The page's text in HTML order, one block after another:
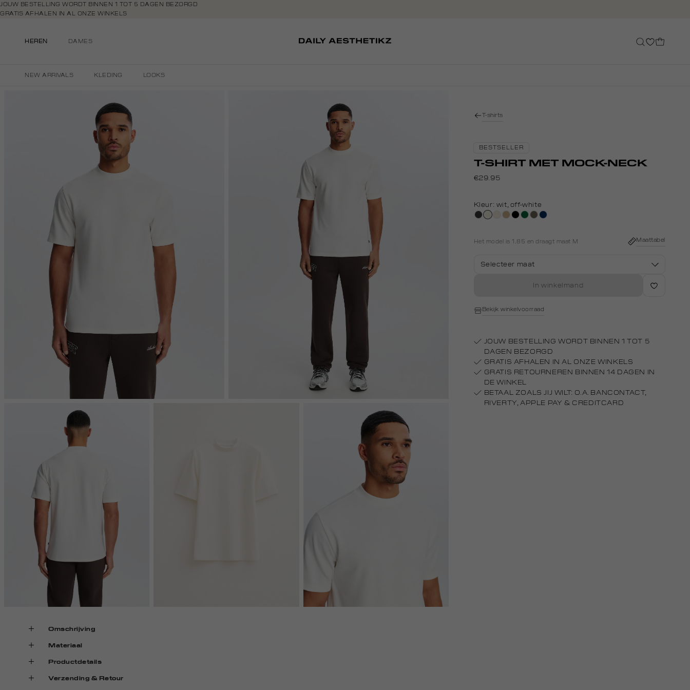
Navigeer
direct naar
Open de
JOUW BESTELLING WORDT BINNEN 1 TOT 5 DAGEN BEZORGD
GRATIS AFHALEN IN AL ONZE WINKELS
HEREN
DAMES
NEW ARRIVALS KLEDING LOOKS
T-shirts
BESTSELLER
T-SHIRT MET MOCK-NECK
€29.95
Kleur: wit, off-white
grijs,
wit, kit,tanzwartdonkergroen
lichtbruin
donkerblauw
Het model is 1.85 en draagt maat M Maattabel
Selecteer maat
In winkelmand
Bekijk winkelvoorraad
JOUW BESTELLING WORDT BINNEN 1 TOT 5
DAGEN BEZORGD
GRATIS AFHALEN IN AL ONZE WINKELS
GRATIS RETOURNEREN BINNEN 14 DAGEN IN
DE WINKEL
BETAAL ZOALS JIJ WILT: O.A. BANCONTACT,
RIVERTY, APPLE PAY & CREDITCARD
Omschrijving
Materiaal
Productdetails
Verzending & Retour